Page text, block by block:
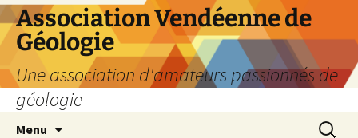
Aller
au
contenu
Association Vendéenne de
Géologie
Une association d'amateurs passionnés de
géologie
Menu